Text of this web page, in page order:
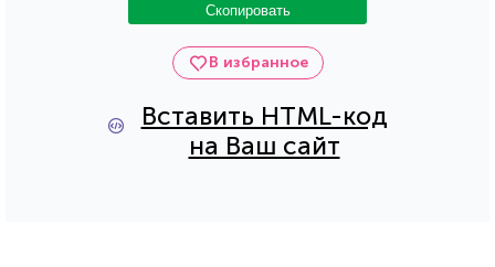
В избранное
Вставить HTML-код
на Ваш сайт
Скопировать